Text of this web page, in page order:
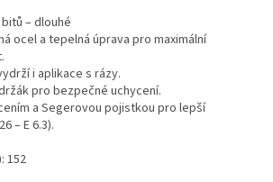
– dlouhé
ocel a tepelná úprava pro maximální
i aplikace s rázy.
pro bezpečné uchycení.
a Segerovou pojistkou pro lepší
– E 6.3).
152